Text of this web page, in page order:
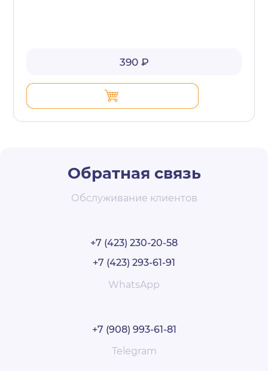
390 ₽
Обратная связь
Обслуживание клиентов
+7 (423) 230-20-58
+7 (423) 293-61-91
WhatsApp
+7 (908) 993-61-81
Telegram